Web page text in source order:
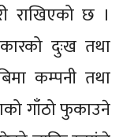
राखिएको छ ।
दुःख तथा
कम्पनी तथा
गाँठो फुकाउने